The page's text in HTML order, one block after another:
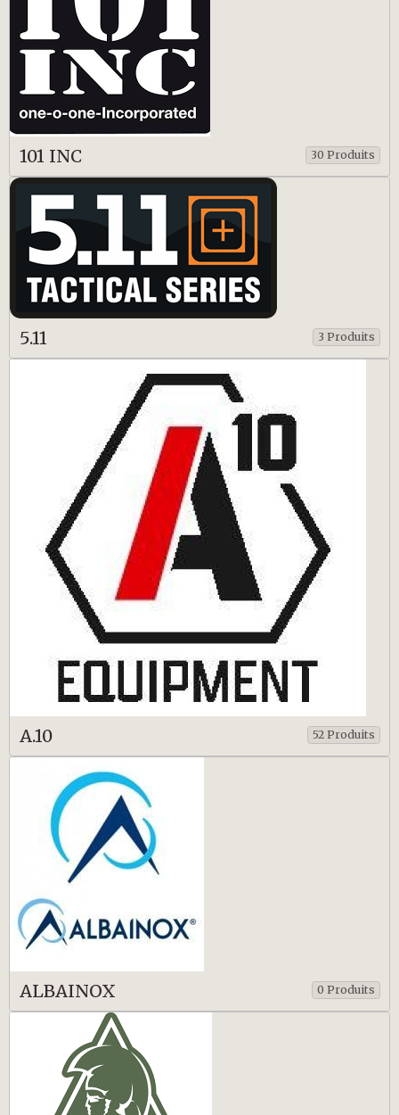
101 INC 30 Produits
5.11 3 Produits
A.10 52 Produits
ALBAINOX 0 Produits